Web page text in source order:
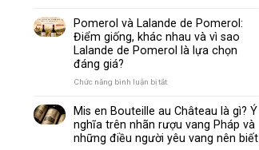
biến
nhất
thế
Và
Sparkling
Wine
Khác
10
Điểm
So
Pomerol và Lalande de Pomerol:
Điểm giống, khác nhau và vì sao
Lalande de Pomerol là lựa chọn
đáng giá?
Chức năng bình luận bị tắtở
Lalande
de
Pomerol:
Mis en Bouteille au Château là gì? Ý
nghĩa trên nhãn rượu vang Pháp và
những điều người yêu vang nên biết